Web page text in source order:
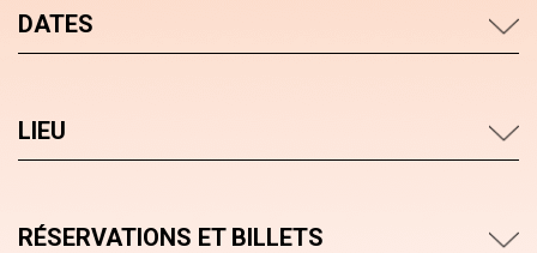
DATES
LIEU
RÉSERVATIONS ET BILLETS